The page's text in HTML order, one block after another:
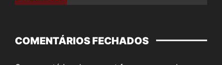
COMENTÁRIOS FECHADOS